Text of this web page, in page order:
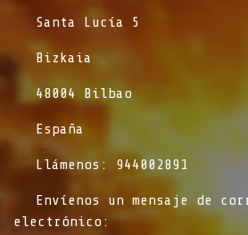
​Santa Lucía 5
​Bizkaia
​48004 Bilbao
​España
​Llámenos: 944002891
​Envíenos un mensaje de
electrónico: